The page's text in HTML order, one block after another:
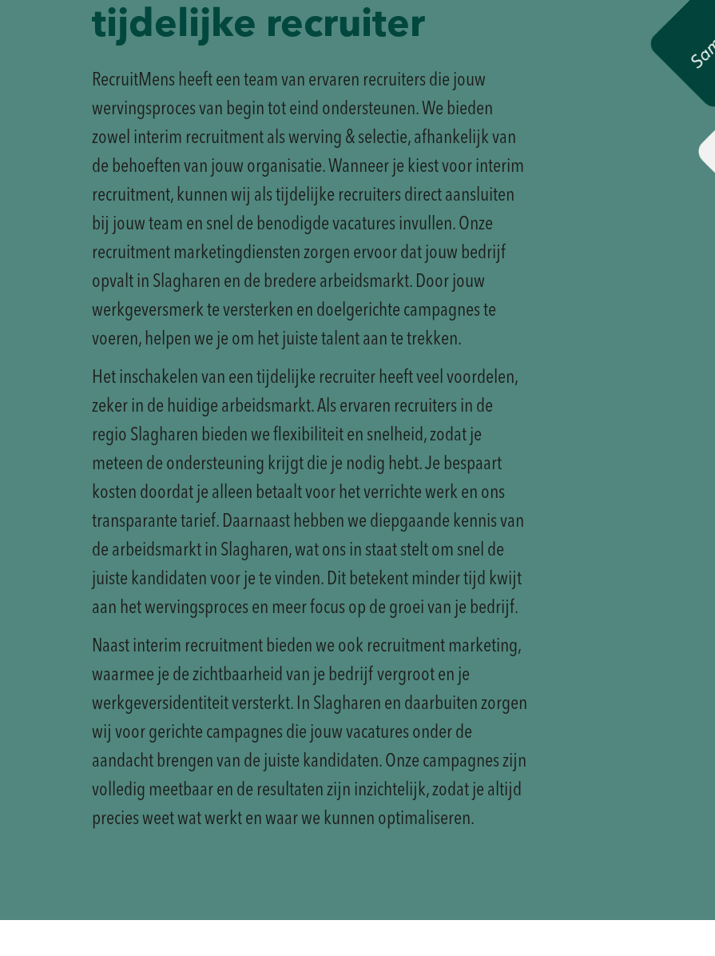
tijdelijke recruiter
RecruitMens heeft een team van ervaren recruiters die jouw
wervingsproces van begin tot eind ondersteunen. We bieden
zowel interim recruitment als werving & selectie, afhankelijk van
de behoeften van jouw organisatie. Wanneer je kiest voor interim
recruitment, kunnen wij als tijdelijke recruiters direct aansluiten
bij jouw team en snel de benodigde vacatures invullen. Onze
recruitment marketingdiensten zorgen ervoor dat jouw bedrijf
opvalt in Slagharen en de bredere arbeidsmarkt. Door jouw
werkgeversmerk te versterken en doelgerichte campagnes te
voeren, helpen we je om het juiste talent aan te trekken.
Het inschakelen van een tijdelijke recruiter heeft veel voordelen,
zeker in de huidige arbeidsmarkt. Als ervaren recruiters in de
regio Slagharen bieden we flexibiliteit en snelheid, zodat je
meteen de ondersteuning krijgt die je nodig hebt. Je bespaart
kosten doordat je alleen betaalt voor het verrichte werk en ons
transparante tarief. Daarnaast hebben we diepgaande kennis van
de arbeidsmarkt in Slagharen, wat ons in staat stelt om snel de
juiste kandidaten voor je te vinden. Dit betekent minder tijd kwijt
aan het wervingsproces en meer focus op de groei van je bedrijf.
Naast interim recruitment bieden we ook recruitment marketing,
waarmee je de zichtbaarheid van je bedrijf vergroot en je
werkgeversidentiteit versterkt. In Slagharen en daarbuiten zorgen
wij voor gerichte campagnes die jouw vacatures onder de
aandacht brengen van de juiste kandidaten. Onze campagnes zijn
volledig meetbaar en de resultaten zijn inzichtelijk, zodat je altijd
precies weet wat werkt en waar we kunnen optimaliseren.